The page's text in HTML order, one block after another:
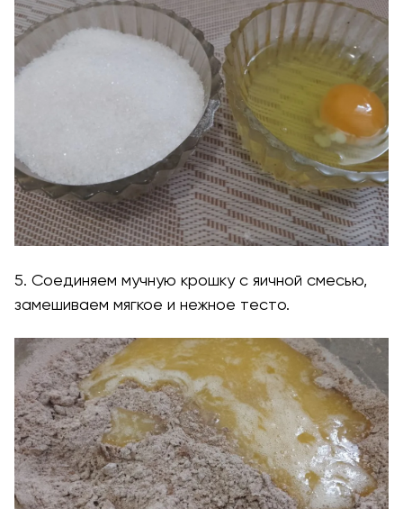
5. Соединяем мучную крошку с яичной смесью,
замешиваем мягкое и нежное тесто.